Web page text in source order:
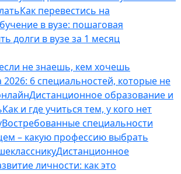
Как перевестись на
в вузе: пошаговая
долги в вузе за 1 месяц
не знаешь, кем хочешь
2026: 6 специальностей, которые не
Дистанционное образование и
Как и где учиться тем, у кого нет
Востребованные специальности
– какую профессию выбрать
Дистанционное
личности: как это